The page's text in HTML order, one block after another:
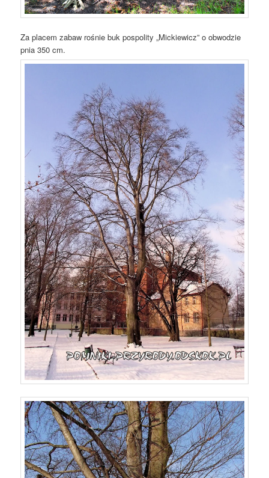
Za placem zabaw rośnie buk pospolity „Mickiewicz” o obwodzie
pnia 350 cm.